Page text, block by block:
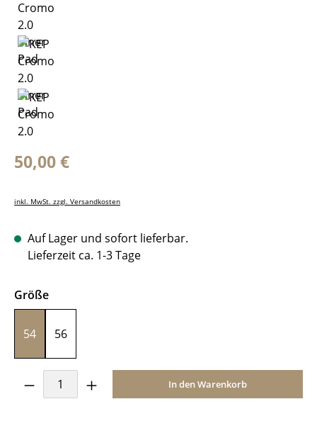
Regulärer Preis:
50,00 €
inkl. MwSt. zzgl. Versandkosten
Auf Lager und sofort lieferbar.
Lieferzeit ca. 1-3 Tage
Größeauswählen
54 56
Produkt Anzahl: Gib den gewünschten
In den Warenkorb